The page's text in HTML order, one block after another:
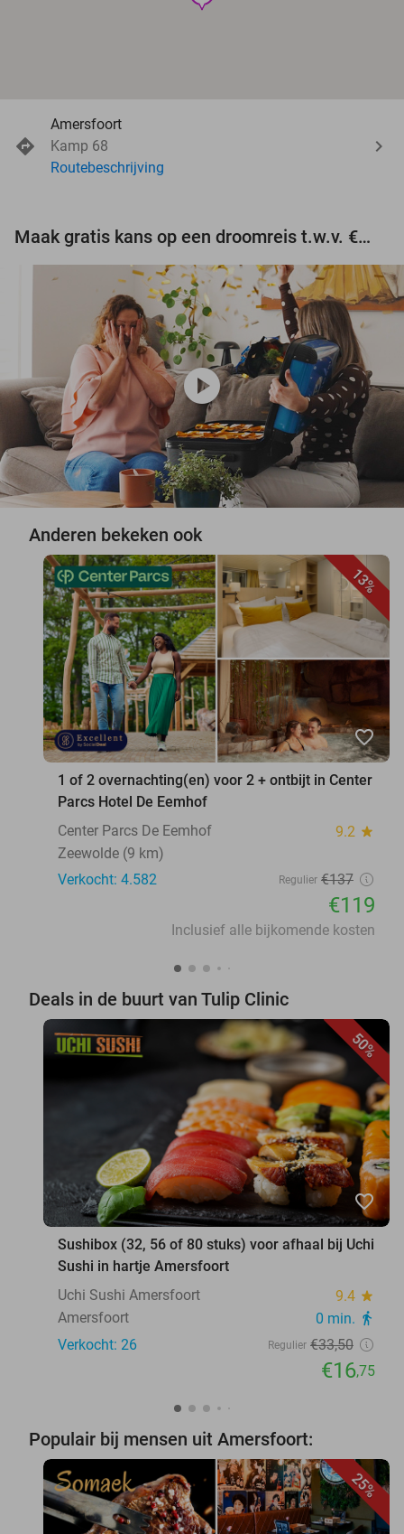
Amersfoort
Kamp 68
Routebeschrijving
Maak gratis kans op een droomreis t.w.v. €3.000!
play_circle
Anderen bekeken ook
13%
favorite_border
1 of 2 overnachting(en) voor 2 + ontbijt in Center
Parcs Hotel De Eemhof
Center Parcs De Eemhof
9.2 star
Zeewolde (9 km)
Verkocht: 4.582
Regulier €137
€119
Inclusief alle bijkomende kosten
Deals in de buurt van Tulip Clinic
50%
favorite_border
Sushibox (32, 56 of 80 stuks) voor afhaal bij Uchi
Sushi in hartje Amersfoort
Uchi Sushi Amersfoort
9.4 star
Amersfoort 0 min. directions_walk
Verkocht: 26 Regulier €33,50
€16,75
Populair bij mensen uit Amersfoort:
25%